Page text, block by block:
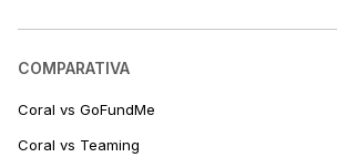
COMPARATIVA
Coral vs GoFundMe
Coral vs Teaming